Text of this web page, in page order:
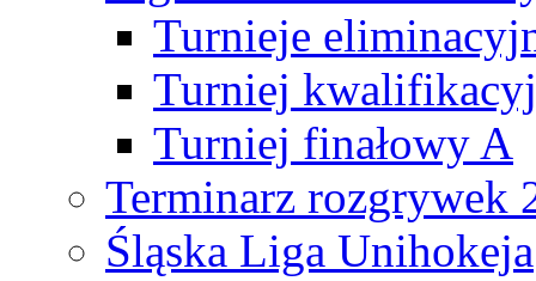
Turnieje
Turniej
Turniej finałowy A
Terminarz rozgrywek
Śląska Liga Unihokeja